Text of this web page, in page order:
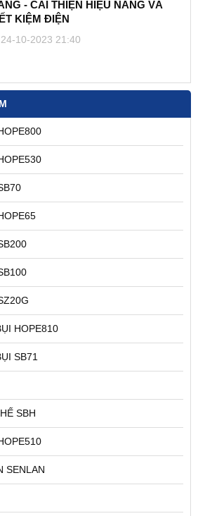
HOPE810
SB71
SBH
SENLAN
- CẢI THIỆN HIỆU NĂNG VÀ
KIỆM ĐIỆN
24-10-2023 21:40